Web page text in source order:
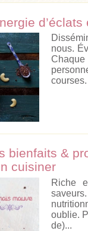
d’éclats
nous.
bienfaits &
cuisiner
Riche
oublie.
de)...